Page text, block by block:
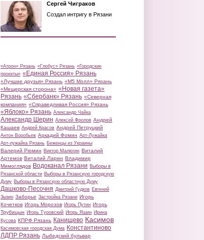
Сергей Чиграков
Создал интригу в Рязани
«Атрон» Рязань «Глобус» Рязань «Городские
проекты» «Единая Россия» Рязань
«Лучшие друзья» Рязань «М5 Молл» Рязань
«Мещерская сторона» «Новая газета»
Рязань «Сбербанк» Рязань «Северная
компания» «Справедливая Россия» Рязань
«Яблоко» Рязань Александр Чайка
Александр Шерин Алексей Фролов Андрей
Кашаев Андрей Красов Андрей Петруцкий
Антон Воробьев Аркадий Фомин Арт-Лужайка
Арт-лужайка Рязань Беженцы из Украины
Валерий Рюмин Виктор Малюгин Виталий
Артемов Виталий Ларин Владимир
Мимоглядов Водоканал Рязани Выборы в
Рязанской области Выборы в Рязанскую городскую
Думу Выборы в Рязанскую областную Думу
Дашково-Песочня Дмитрий Гудков Евгений
Зызин Заборье Застройка Рязани Игорь
Кочетков Игорь Морозов Игорь Путин Игорь
Трубицын Игорь Туровский Игорь Яшин Ирина
Кусова КПРФ Рязань Канищево Касимов
Касимовская городская Дума Константиново
ЛДПР Рязань Лыбедский бульвар